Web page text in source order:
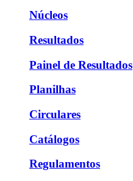
Núcleos
Resultados
Painel de Resultados
Planilhas
Circulares
Catálogos
Regulamentos